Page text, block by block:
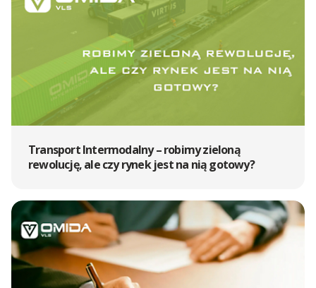
Transport Intermodalny – robimy zieloną
rewolucję, ale czy rynek jest na nią gotowy?